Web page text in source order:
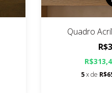
Quadro
5x de